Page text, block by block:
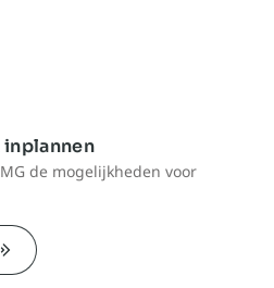
de mogelijkheden voor